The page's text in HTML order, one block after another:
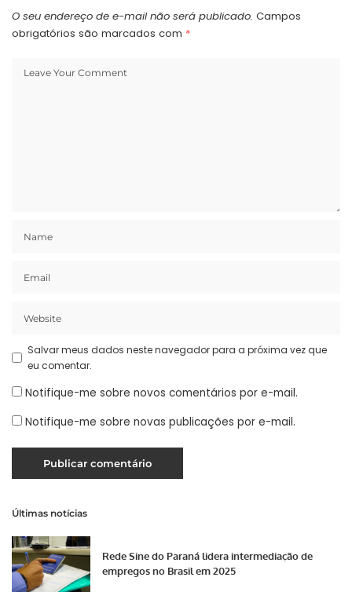
O seu endereço de e-mail não será publicado. Campos
obrigatórios são marcados com *
Salvar meus dados neste navegador para a próxima vez que
eu comentar.
Notifique-me sobre novos comentários por e-mail.
Notifique-me sobre novas publicações por e-mail.
Últimas notícias
Rede Sine do Paraná lidera intermediação de
empregos no Brasil em 2025